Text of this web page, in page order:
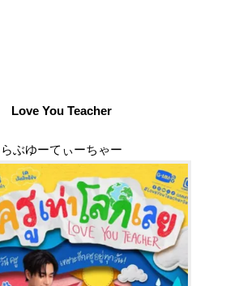
Love You Teacher
らぶゆーてぃーちゃー